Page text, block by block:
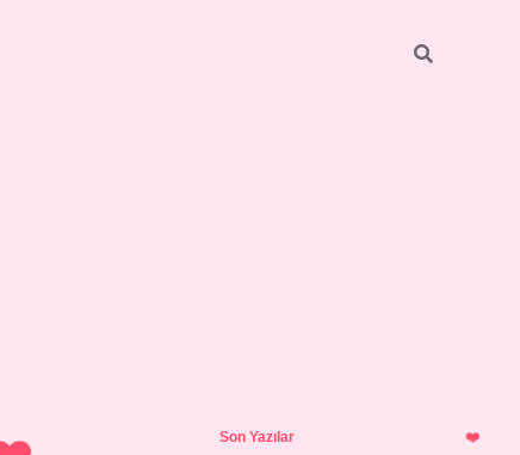
SidebarSon Yazılar